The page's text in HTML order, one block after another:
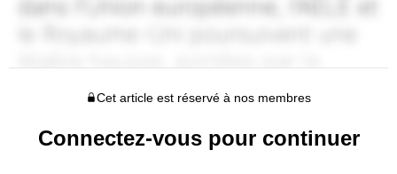
Cet article est réservé à nos membres
Connectez-vous pour continuer